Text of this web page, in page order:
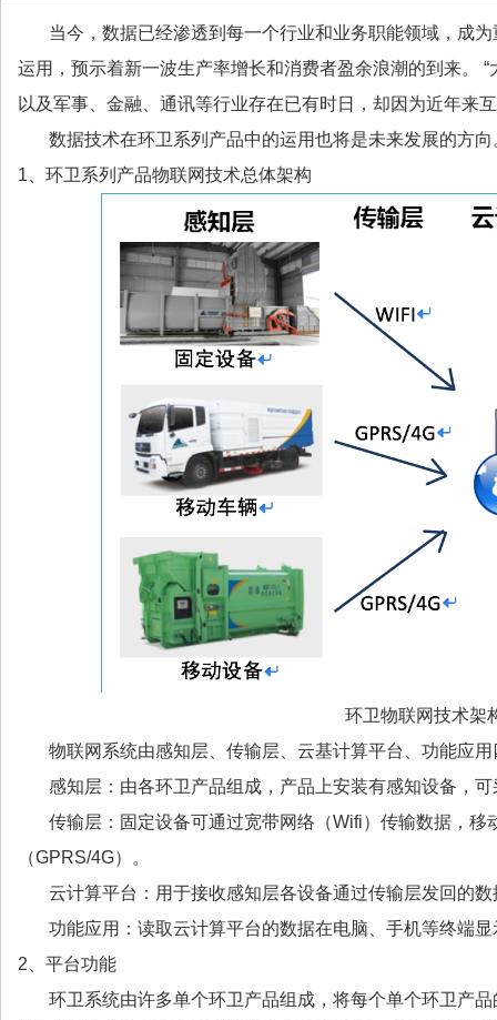
当今，数据已经渗透到每一个行业和业务职能领域，成为
运用，预示着新一波生产率增长和消费者盈余浪潮的到来。
以及军事、金融、通讯等行业存在已有时日，却因为近年来
数据技术在环卫系列产品中的运用也将是未来发展的方向
1、环卫系列产品物联网技术总体架构
环卫物联网技术架
物联网系统由感知层、传输层、云基计算平台、功能应用
感知层：由各环卫产品组成，产品上安装有感知设备，可
传输层：固定设备可通过宽带网络（Wifi）传输数据，移
（GPRS/4G）。
云计算平台：用于接收感知层各设备通过传输层发回的数
功能应用：读取云计算平台的数据在电脑、手机等终端显
2、平台功能
环卫系统由许多单个环卫产品组成，将每个单个环卫产品